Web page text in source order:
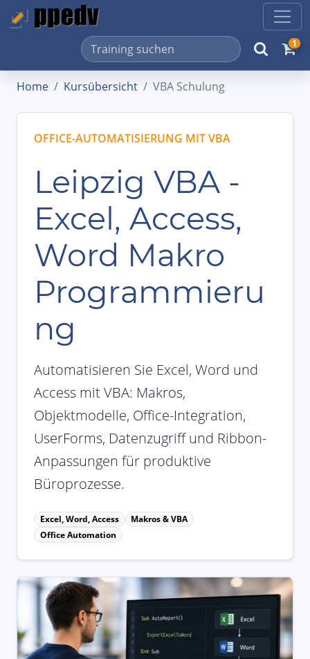
1
Home Kursübersicht VBA Schulung
OFFICE-AUTOMATISIERUNG MIT VBA
Leipzig VBA -
Excel, Access,
Word Makro
Programmieru
ng
Automatisieren Sie Excel, Word und
Access mit VBA: Makros,
Objektmodelle, Office-Integration,
UserForms, Datenzugriff und Ribbon-
Anpassungen für produktive
Büroprozesse.
Excel, Word, Access
Makros & VBA
Office Automation